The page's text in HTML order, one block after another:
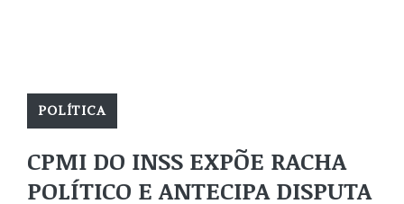
POLÍTICA
CPMI DO INSS EXPÕE RACHA
POLÍTICO E ANTECIPA DISPUTA